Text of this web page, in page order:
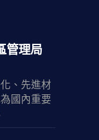
管理局
、先進材
國內重要